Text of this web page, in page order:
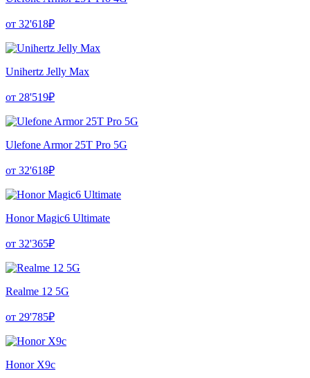
от 32'618₽
Unihertz Jelly Max
от 28'519₽
Ulefone Armor 25T Pro 5G
от 32'618₽
Honor Magic6 Ultimate
от 32'365₽
Realme 12 5G
от 29'785₽
Honor X9c